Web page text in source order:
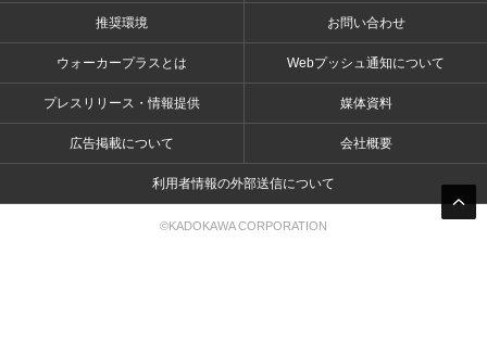
推奨環境 お問い合わせ
ウォーカープラスとは Webプッシュ通知について
プレスリリース・情報提供 媒体資料
広告掲載について 会社概要
利用者情報の外部送信について
©KADOKAWA CORPORATION